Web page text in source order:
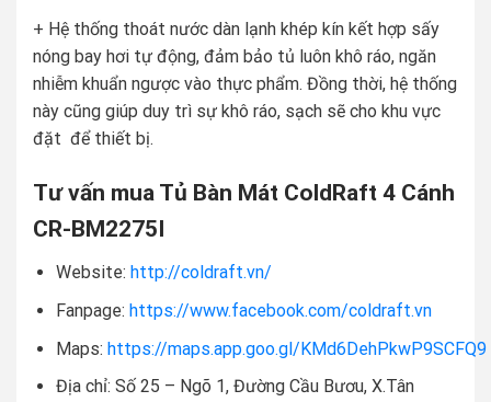
+ Hệ thống thoát nước dàn lạnh khép kín kết hợp sấy
nóng bay hơi tự động, đảm bảo tủ luôn khô ráo, ngăn
nhiễm khuẩn ngược vào thực phẩm. Đồng thời, hệ thống
này cũng giúp duy trì sự khô ráo, sạch sẽ cho khu vực
đặt để thiết bị.
Tư vấn mua Tủ Bàn Mát ColdRaft 4 Cánh
CR-BM2275I
Website: http://coldraft.vn/
Fanpage: https://www.facebook.com/coldraft.vn
Maps: https://maps.app.goo.gl/KMd6DehPkwP9SCFQ9
Địa chỉ: Số 25 – Ngõ 1, Đường Cầu Bươu, X.Tân